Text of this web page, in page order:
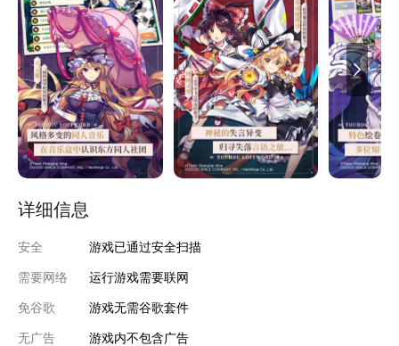
详细信息
安全 游戏已通过安全扫描
需要网络 运行游戏需要联网
免谷歌 游戏无需谷歌套件
无广告 游戏内不包含广告